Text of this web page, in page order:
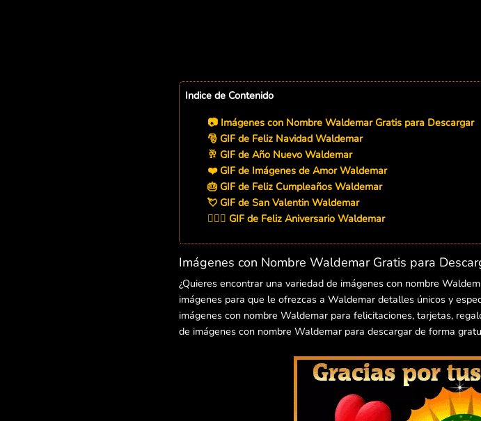
Indice de Contenido
📷 Imágenes con Nombre Waldemar Gratis para Descargar
🎅 GIF de Feliz Navidad Waldemar
🥂 GIF de Año Nuevo Waldemar
❤️ GIF de Imágenes de Amor Waldemar
🎂 GIF de Feliz Cumpleaños Waldemar
💘 GIF de San Valentin Waldemar
👨‍❤️‍👨 GIF de Feliz Aniversario Waldemar
Imágenes con Nombre Waldemar Gratis para
¿Quieres encontrar una variedad de imágenes con nombre
imágenes para que le ofrezcas a Waldemar detalles únicos y
imágenes con nombre Waldemar para felicitaciones, tarjetas,
de imágenes con nombre Waldemar para descargar de forma